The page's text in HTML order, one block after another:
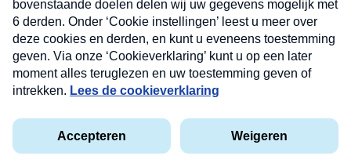
Privacyverklaring
Cookieverklaring
Kwetsbaarheid melden
Nieuwsbrief
Neem hier een gratis abonnement op onze
nieuwsbrief. Elke vrijdag- en dinsdagochtend in uw